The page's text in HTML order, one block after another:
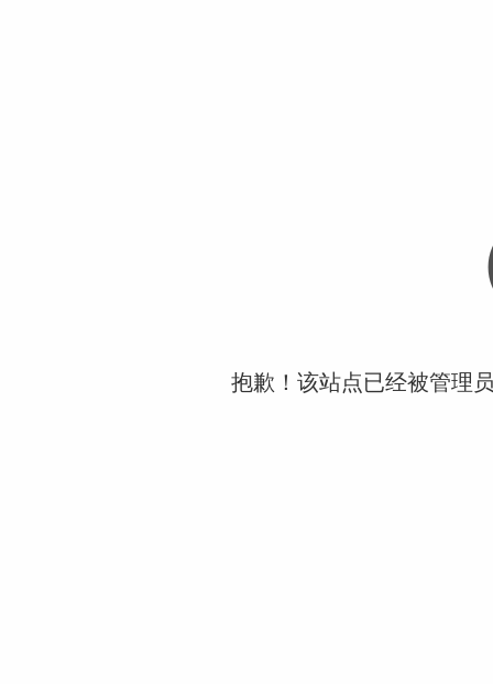
抱歉！该站点已经被管理